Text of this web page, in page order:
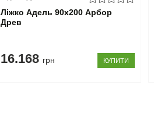
Ліжко Адель 90x200 Арбор
Древ
16.168 грн КУПИТИ